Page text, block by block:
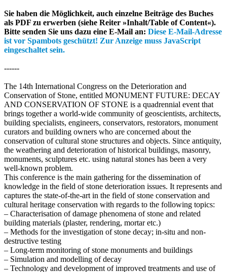
Sie haben die Möglichkeit, auch einzelne Beiträge des Buches
als PDF zu erwerben (siehe Reiter »Inhalt/Table of Content«).
Bitte senden Sie uns dazu eine E-Mail an: Diese E-Mail-Adresse
ist vor Spambots geschützt! Zur Anzeige muss JavaScript
eingeschaltet sein.
------
The 14th International Congress on the Deterioration and
Conservation of Stone, entitled MONUMENT FUTURE: DECAY
AND CONSERVATION OF STONE is a quadrennial event that
brings together a world-wide community of geoscientists, architects,
building specialists, engineers, conservators, restorators, monument
curators and building owners who are concerned about the
conservation of cultural stone structures and objects. Since antiquity,
the weathering and deterioration of historical buildings, masonry,
monuments, sculptures etc. using natural stones has been a very
well-known problem.
This conference is the main gathering for the dissemination of
knowledge in the field of stone deterioration issues. It represents and
captures the state-of-the-art in the field of stone conservation and
cultural heritage conservation with regards to the following topics:
– Characterisation of damage phenomena of stone and related
building materials (plaster, rendering, mortar etc.)
– Methods for the investigation of stone decay; in-situ and non-
destructive testing
– Long-term monitoring of stone monuments and buildings
– Simulation and modelling of decay
– Technology and development of improved treatments and use of